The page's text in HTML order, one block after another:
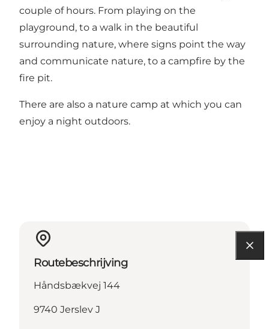
couple of hours. From playing on the
playground, to a walk in the beautiful
surrounding nature, where signs point the way
and communicate nature, to a campfire by the
fire pit.
There are also a nature camp at which you can
enjoy a night outdoors.
Routebeschrijving
Håndsbækvej 144
9740 Jerslev J